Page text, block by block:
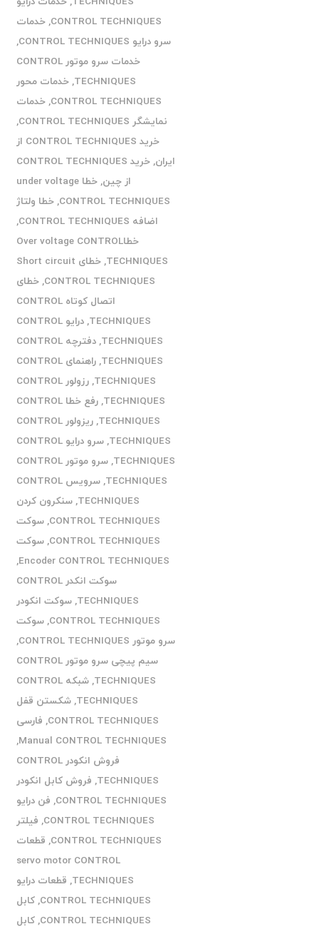
CONTROL TECHNIQUES
,خدمات
سرو درایو CONTROL TECHNIQUES
,
خدمات سرو موتور CONTROL
TECHNIQUES
,خدمات محور
CONTROL TECHNIQUES
,خدمات
نمایشگر CONTROL TECHNIQUES
,
خرید CONTROL TECHNIQUES از
ایران,
خرید CONTROL TECHNIQUES
از چین,
خطا under voltage
CONTROL TECHNIQUES
,خطا ولتاژ
اضافه CONTROL TECHNIQUES
,
خطاOver voltage CONTROL
TECHNIQUES
,
خطای Short circuit
CONTROL TECHNIQUES
,خطای
اتصال کوتاه CONTROL
TECHNIQUES
,
درایو CONTROL
TECHNIQUES
,
دفترچه CONTROL
TECHNIQUES
,
راهنمای CONTROL
TECHNIQUES
,
رزولور CONTROL
TECHNIQUES
,
رفع خطا CONTROL
TECHNIQUES
,
ریزولور CONTROL
TECHNIQUES
,
سرو درایو CONTROL
TECHNIQUES
,
سرو موتور CONTROL
TECHNIQUES
,
سرویس CONTROL
TECHNIQUES
,سنکرون کردن
CONTROL TECHNIQUES
,سوکت
CONTROL TECHNIQUES
,سوکت
Encoder CONTROL TECHNIQUES
,
سوکت انکدر CONTROL
TECHNIQUES
,سوکت انکودر
CONTROL TECHNIQUES
,سوکت
سرو موتور CONTROL TECHNIQUES
,
سیم پیچی سرو موتور CONTROL
TECHNIQUES
,
شبکه CONTROL
TECHNIQUES
,شکستن قفل
CONTROL TECHNIQUES
, فارسی
Manual CONTROL TECHNIQUES
,
فروش انکودر CONTROL
TECHNIQUES
, فروش کابل انکودر
CONTROL TECHNIQUES
, فن درایو
CONTROL TECHNIQUES
, فیلتر
CONTROL TECHNIQUES
, قطعات
servo motor CONTROL
TECHNIQUES
, قطعات درایو
CONTROL TECHNIQUES
,کابل
CONTROL TECHNIQUES
,کابل